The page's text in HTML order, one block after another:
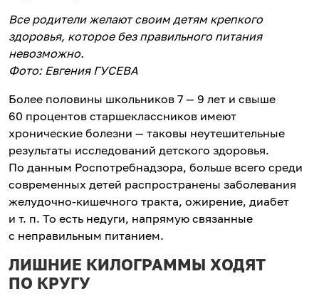
Все родители желают своим детям крепкого
здоровья, которое без правильного питания
невозможно.
Фото: Евгения ГУСЕВА
Более половины школьников 7 — 9 лет и свыше
60 процентов старшеклассников имеют
хронические болезни — таковы неутешительные
результаты исследований детского здоровья.
По данным Роспотребнадзора, больше всего среди
современных детей распространены заболевания
желудочно-кишечного тракта, ожирение, диабет
и т. п. То есть недуги, напрямую связанные
с неправильным питанием.
ЛИШНИЕ КИЛОГРАММЫ ХОДЯТ
ПО КРУГУ